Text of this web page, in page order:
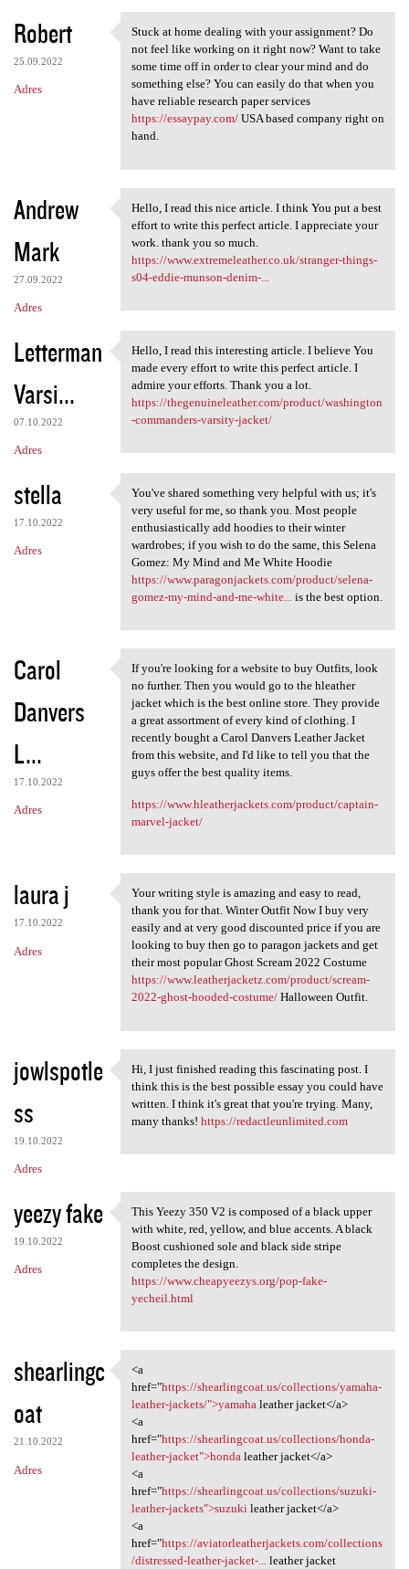
Robert
25.09.2022
Adres
Stuck at home dealing with
Stuck at home dealing with your assignment? Do
not feel like working on it right now? Want to take
some time off in order to clear your mind and do
something else? You can easily do that when you
have reliable research paper services
https://essaypay.com/USA based company right on
hand.
Andrew
Mark
27.09.2022
Adres
Hello, I read this nice
Hello, I read this nice article. I think You put a best
effort to write this perfect article. I appreciate your
work. thank you so much.
https://www.extremeleather.co.uk/stranger-things-
s04-eddie-munson-denim-...
Letterman
Varsi...
07.10.2022
Adres
Hello, I read this
Hello, I read this interesting article. I believe You
made every effort to write this perfect article. I
admire your efforts. Thank you a lot.
https://thegenuineleather.com/product/washington
-commanders-varsity-jacket/
stella
17.10.2022
Adres
You've shared something very
You've shared something very helpful with us; it's
very useful for me, so thank you. Most people
enthusiastically add hoodies to their winter
wardrobes; if you wish to do the same, this Selena
Gomez: My Mind and Me White Hoodie
https://www.paragonjackets.com/product/selena-
gomez-my-mind-and-me-white...
is the best option.
Carol
Danvers
L...
17.10.2022
Adres
If you're looking for a
If you're looking for a website to buy Outfits, look
no further. Then you would go to the hleather
jacket which is the best online store. They provide
a great assortment of every kind of clothing. I
recently bought a Carol Danvers Leather Jacket
from this website, and I'd like to tell you that the
guys offer the best quality items.
https://www.hleatherjackets.com/product/captain-
marvel-jacket/
laura j
17.10.2022
Adres
Your writing style is amazing
Your writing style is amazing and easy to read,
thank you for that. Winter Outfit Now I buy very
easily and at very good discounted price if you are
looking to buy then go to paragon jackets and get
their most popular Ghost Scream 2022 Costume
https://www.leatherjacketz.com/product/scream-
2022-ghost-hooded-costume/Halloween Outfit.
jowlspotle
ss
19.10.2022
Adres
Hi, I just finished reading
Hi, I just finished reading this fascinating post. I
think this is the best possible essay you could have
written. I think it's great that you're trying. Many,
many thanks! https://redactleunlimited.com
yeezy fake
19.10.2022
Adres
This Yeezy 350 V2 is composed
This Yeezy 350 V2 is composed of a black upper
with white, red, yellow, and blue accents. A black
Boost cushioned sole and black side stripe
completes the design.
https://www.cheapyeezys.org/pop-fake-
yecheil.html
shearlingc
oat
21.10.2022
Adres
<a href="https:/
<a
href="https://shearlingcoat.us/collections/yamaha-
leather-jackets/">yamahaleather jacket</a>
<a
href="https://shearlingcoat.us/collections/honda-
leather-jacket">hondaleather jacket</a>
<a
href="https://shearlingcoat.us/collections/suzuki-
leather-jackets">suzukileather jacket</a>
<a
href="https://aviatorleatherjackets.com/collections
/distressed-leather-jacket-...leather jacket